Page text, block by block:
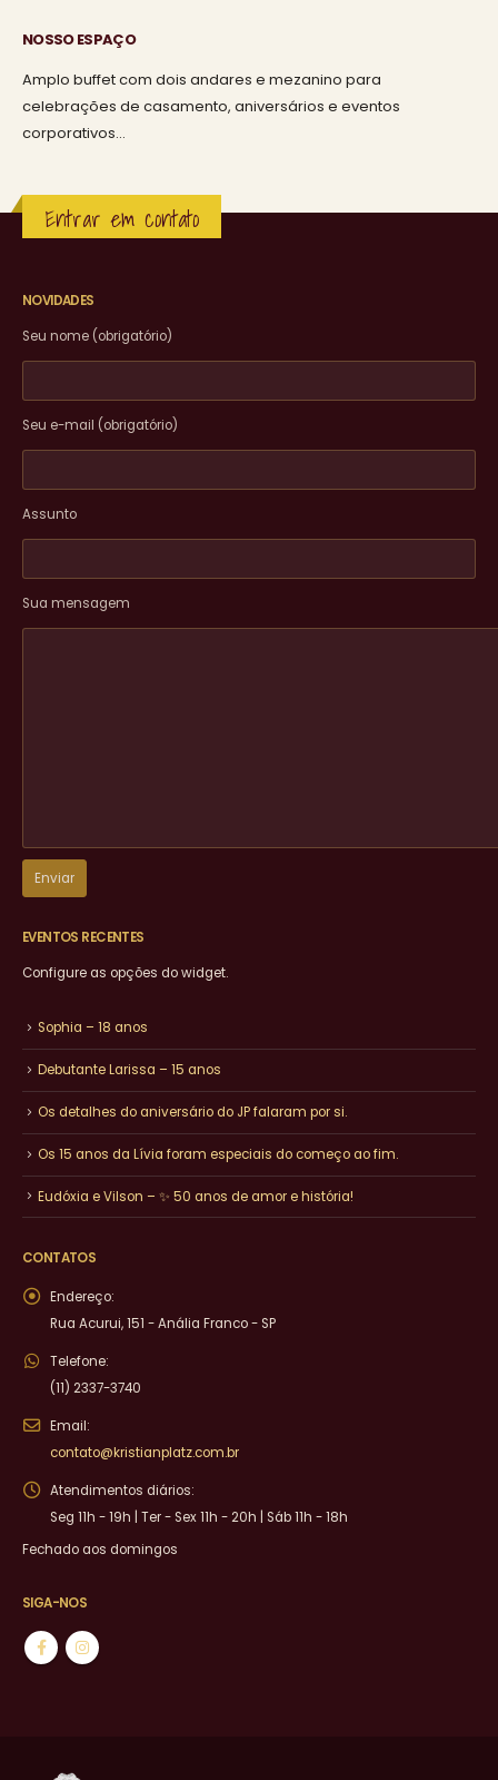
NOSSO ESPAÇO
Amplo buffet com dois andares e mezanino para
celebrações de casamento, aniversários e eventos
corporativos…
Entrar em contato
NOVIDADES
Seu nome (obrigatório)
Seu e-mail (obrigatório)
Assunto
Sua mensagem
EVENTOS RECENTES
Configure as opções do widget.
Sophia – 18 anos
Debutante Larissa – 15 anos
Os detalhes do aniversário do JP falaram por si.
Os 15 anos da Lívia foram especiais do começo ao fim.
Eudóxia e Vilson – ✨ 50 anos de amor e história!
CONTATOS
Endereço:
Rua Acurui, 151 - Anália Franco - SP
Telefone:
(11) 2337-3740
Email:
contato@kristianplatz.com.br
Atendimentos diários:
Seg 11h - 19h | Ter - Sex 11h - 20h | Sáb 11h - 18h
Fechado aos domingos
SIGA-NOS